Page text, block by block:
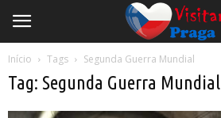
Início Tags Segunda Guerra Mundial
Tag: Segunda Guerra Mundial